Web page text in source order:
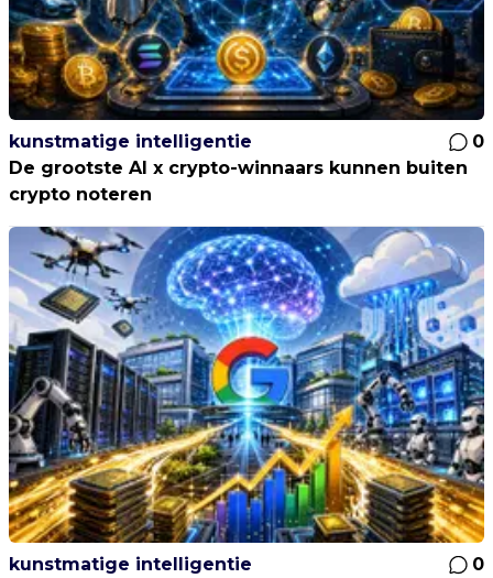
kunstmatige intelligentie
0
De grootste AI x crypto-winnaars kunnen buiten
crypto noteren
kunstmatige intelligentie
0